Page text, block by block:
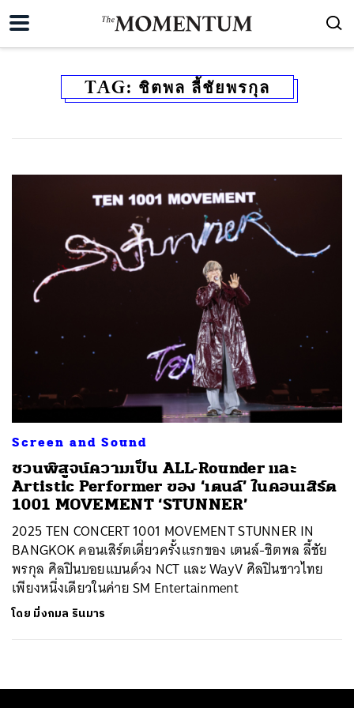
TAG: ชิตพล ลี้ชัยพรกุล
Screen and Sound
ชวนพิสูจน์ความเป็น ALL-Rounder และ
Artistic Performer ของ ‘เตนล์’ ในคอนเสิร์ต
1001 MOVEMENT ‘STUNNER’
2025 TEN CONCERT 1001 MOVEMENT STUNNER IN
BANGKOK คอนเสิร์ตเดี่ยวครั้งแรกของ เตนล์-ชิตพล ลี้ชัย
พรกุล ศิลปินบอยแบนด์วง NCT และ WayV ศิลปินชาวไทย
เพียงหนึ่งเดียวในค่าย SM Entertainment
โดย มิ่งกมล รินมาร
ค้นหา
SHARE TWEET LINE EMAIL